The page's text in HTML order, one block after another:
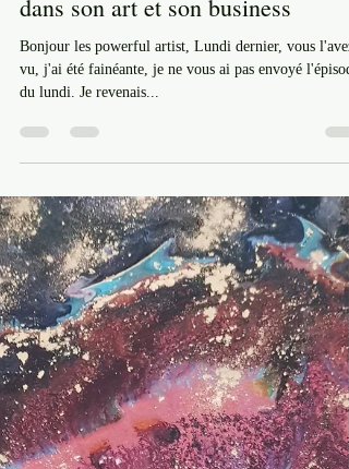
20 mai 2024
Lifestyle
L'art du farniente ou comment
honorer son besoin de ne rien faire
dans son art et son business
Bonjour les powerful artist, Lundi dernier, vous l'avez
vu, j'ai été fainéante, je ne vous ai pas envoyé
du lundi. Je revenais...